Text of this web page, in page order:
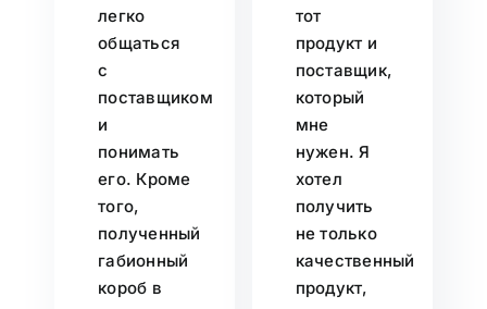
легко
общаться
с
поставщиком
и
понимать
его. Кроме
того,
полученный
габионный
короб в
тот
продукт и
поставщик,
который
мне
нужен. Я
хотел
получить
не только
качественный
продукт,